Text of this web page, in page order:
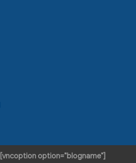
[vncoption option="blogname"]